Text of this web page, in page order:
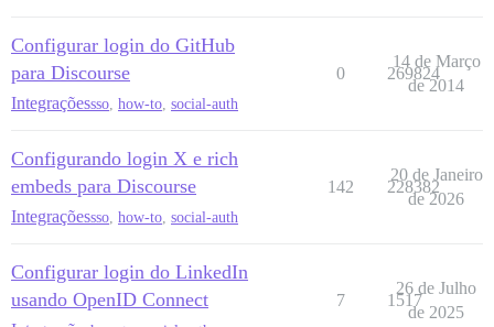
Configurar login do GitHub
para Discourse
Integraçõessso how-to social-auth
0 269824
14 de Março
de 2014
Configurando login X e rich
embeds para Discourse
Integraçõessso how-to social-auth
142 228382
20 de Janeiro
de 2026
Configurar login do LinkedIn
usando OpenID Connect
7 1517
26 de Julho
de 2025